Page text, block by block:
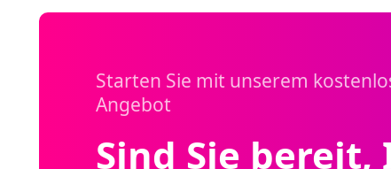
Starten Sie mit unserem
Angebot
Sind Sie bereit,